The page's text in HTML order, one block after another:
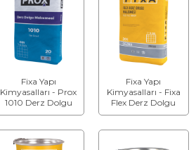
Fixa Yapı
Kimyasalları - Prox
1010 Derz Dolgu
Malzemesi (1 - 6
Fixa Yapı
Kimyasalları - Fixa
Flex Derz Dolgu
Malzemesi (1 - 6